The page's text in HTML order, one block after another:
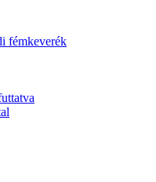
fémkeverék